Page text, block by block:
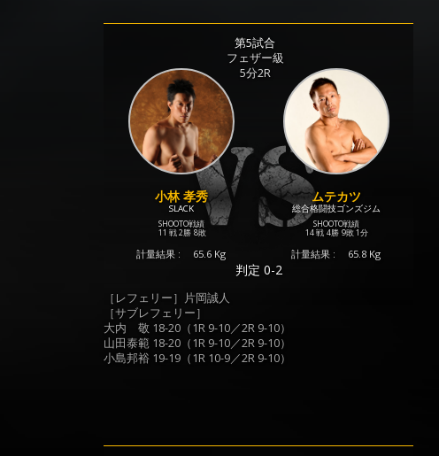
第5試合
フェザー級
5分2R
小林 孝秀
SLACK
SHOOTO戦績
11 戦 2勝 8敗
計量結果 : 65.6 Kg
ムテカツ
総合格闘技ゴンズジム
SHOOTO戦績
14 戦 4勝 9敗 1分
計量結果 : 65.8 Kg
判定 0-2
［レフェリー］片岡誠人
［サブレフェリー］
大内 敬 18-20（1R 9-10／2R 9-10）
山田泰範 18-20（1R 9-10／2R 9-10）
小島邦裕 19-19（1R 10-9／2R 9-10）